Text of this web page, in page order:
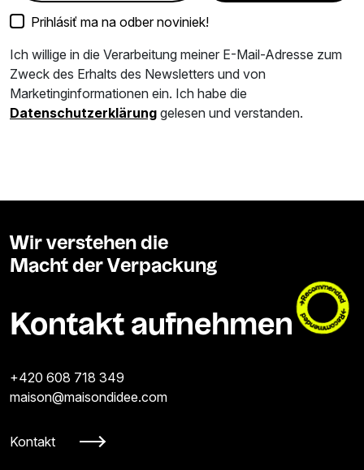
Prihlásiť ma na odber noviniek!
Ich willige in die Verarbeitung meiner E-Mail-Adresse zum
Zweck des Erhalts des Newsletters und von
Marketinginformationen ein. Ich habe die
Datenschutzerklärung gelesen und verstanden.
Wir verstehen die
Macht der Verpackung
Kontakt aufnehmen
+420 608 718 349
maison@maisondidee.com
Kontakt